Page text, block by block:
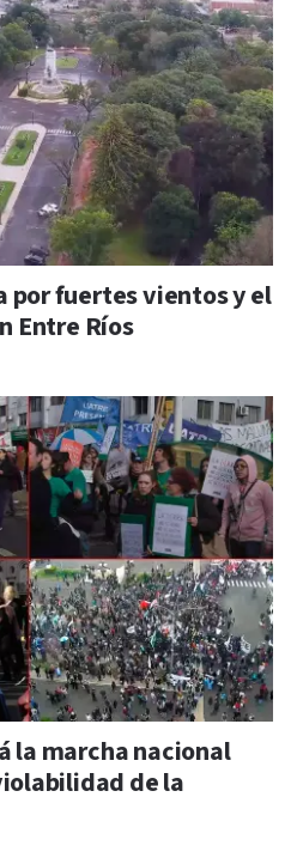
por fuertes vientos y el
Entre Ríos
la marcha nacional
de la